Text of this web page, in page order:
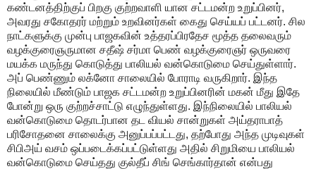
கண்டனத்திற்குப் பிறகு குற்றவாளி யான சட்டமன்ற உறுப்பினர்,
அவரது சகோதரர் மற்றும் உறவினர்கள் கைது செய்யப் பட்டனர். சில
நாட்களுக்கு முன்பு பாஜகவின் உத்தரப்பிரதேச மூத்த தலைவரும்
வழக்குரைஞருமான சதீஷ் சர்மா பெண் வழக்குரைஞர் ஒருவரை
மயக்க மருந்து கொடுத்து பாலியல் வன்கொடுமை செய்துள்ளார்.
அப் பெண்ணும் லக்னோ சாலையில் போராடி வருகிறார். இந்த
நிலையில் மீண்டும் பாஜக சட்டமன்ற உறுப்பினரின் மகன் மீது இதே
போன்று ஒரு குற்றச்சாட்டு எழுந்துள்ளது. இந்நிலையில் பாலியல்
வன்கொடுமை தொடர்பான தட வியல் சான்றுகள் அய்தராபாத்
பரிசோதனை சாலைக்கு அனுப்பப்பட்டது, தற்போது அந்த முடிவுகள்
சிபிஅய் வசம் ஒப்படைக்கப்பட்டுள்ளது அதில் சிறுமியை பாலியல்
வன்கொடுமை செய்தது குல்தீப் சிங் செங்கார்தான் என்பது